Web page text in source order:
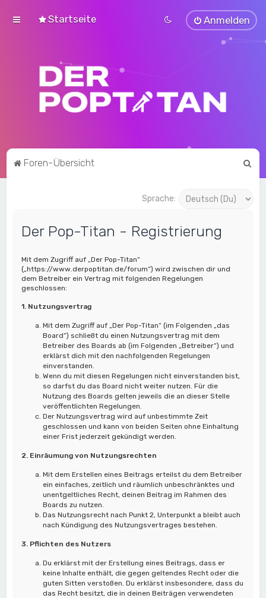
Startseite Anmelden
Foren-Übersicht
Sprache:
Der Pop-Titan - Registrierung
Mit dem Zugriff auf „Der Pop-Titan“
(„https://www.derpoptitan.de/forum“) wird zwischen dir und
dem Betreiber ein Vertrag mit folgenden Regelungen
geschlossen:
1. Nutzungsvertrag
Mit dem Zugriff auf „Der Pop-Titan“ (im Folgenden „das
Board“) schließt du einen Nutzungsvertrag mit dem
Betreiber des Boards ab (im Folgenden „Betreiber“) und
erklärst dich mit den nachfolgenden Regelungen
einverstanden.
Wenn du mit diesen Regelungen nicht einverstanden bist,
so darfst du das Board nicht weiter nutzen. Für die
Nutzung des Boards gelten jeweils die an dieser Stelle
veröffentlichten Regelungen.
Der Nutzungsvertrag wird auf unbestimmte Zeit
geschlossen und kann von beiden Seiten ohne Einhaltung
einer Frist jederzeit gekündigt werden.
2. Einräumung von Nutzungsrechten
Mit dem Erstellen eines Beitrags erteilst du dem Betreiber
ein einfaches, zeitlich und räumlich unbeschränktes und
unentgeltliches Recht, deinen Beitrag im Rahmen des
Boards zu nutzen.
Das Nutzungsrecht nach Punkt 2, Unterpunkt a bleibt auch
nach Kündigung des Nutzungsvertrages bestehen.
3. Pflichten des Nutzers
Du erklärst mit der Erstellung eines Beitrags, dass er
keine Inhalte enthält, die gegen geltendes Recht oder die
guten Sitten verstoßen. Du erklärst insbesondere, dass du
das Recht besitzt, die in deinen Beiträgen verwendeten